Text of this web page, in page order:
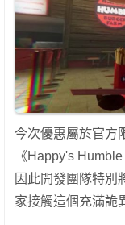
今次優惠屬於官方
《Happy's
因此開發團隊特別
家接觸這個充滿詭